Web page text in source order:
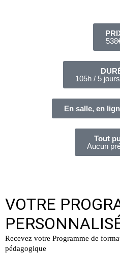
105h / 5
En salle, en
Tout
Aucun